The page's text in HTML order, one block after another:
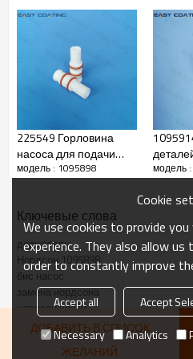
Производить
имя
код оружия
225549 Горловина
насоса для подачи
порошка, 0,188 дюйма,
модель : 1095898
подачи
модель
Ключевые слова
держатель
Нордсон 1095898
бис насос
замена нордсона
нордсон части
ДОБАВИТЬ В СПИСОК
ЖЕЛАНИЙ
Cookie
We use cookies to provide
experience. They also allow us
order to constantly improve
Accept all Accept
Necessary
Analytics